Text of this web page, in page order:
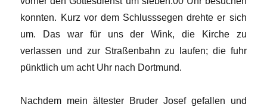
konnten. Kurz vor dem Schlusssegen drehte er sich
um. Das war für uns der Wink, die Kirche zu
verlassen und zur Straßenbahn zu laufen; die fuhr
pünktlich um acht Uhr nach Dortmund.
Nachdem mein ältester Bruder Josef gefallen und